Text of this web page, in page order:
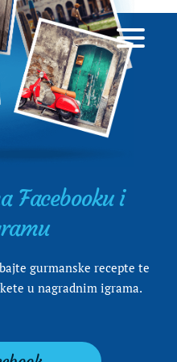
princ printa
Facebooku i
gurmanske recepte te
u nagradnim igrama.